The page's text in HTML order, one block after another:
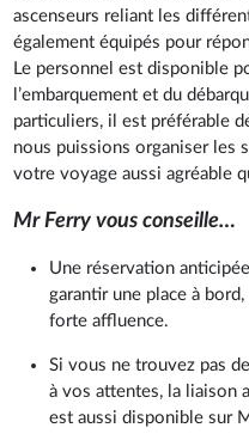
ascenseurs reliant les
également équipés pour
Le personnel est disponible
l’embarquement et du
particuliers, il est préférable
nous puissions organiser les
votre voyage aussi agréable
Mr Ferry vous conseille…
Une réservation
garantir une place à
forte affluence.
Si vous ne trouvez pas
à vos attentes, la liaison
est aussi disponible sur